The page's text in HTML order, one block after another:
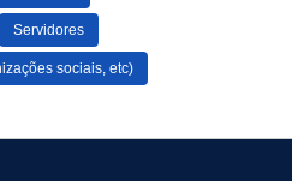
Servidores
sociais, etc)